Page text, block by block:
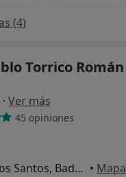
(4)
Torrico Román
· Ver más
45 opiniones
Calle Eladio Salinero de los Santos, Badajoz • Mapa